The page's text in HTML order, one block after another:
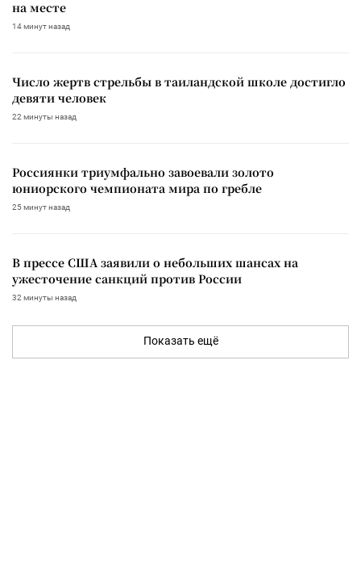
на месте
14 минут назад
Число жертв стрельбы в таиландской школе достигло
девяти человек
22 минуты назад
Россиянки триумфально завоевали золото
юниорского чемпионата мира по гребле
25 минут назад
В прессе США заявили о небольших шансах на
ужесточение санкций против России
32 минуты назад
Показать ещё